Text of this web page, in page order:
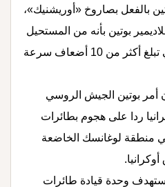
بالفعل بصاروخ «أوريشنيك»،
بوتين بأنه من المستحيل
اعتراضه بسبب سرعته التي تبلغ أكثر من 10 أضعاف سرعة
أمر بوتين الجيش الروسي
ردا على هجوم بطائرات
منطقة لوغانسك الخاضعة
وحدة قيادة طائرات